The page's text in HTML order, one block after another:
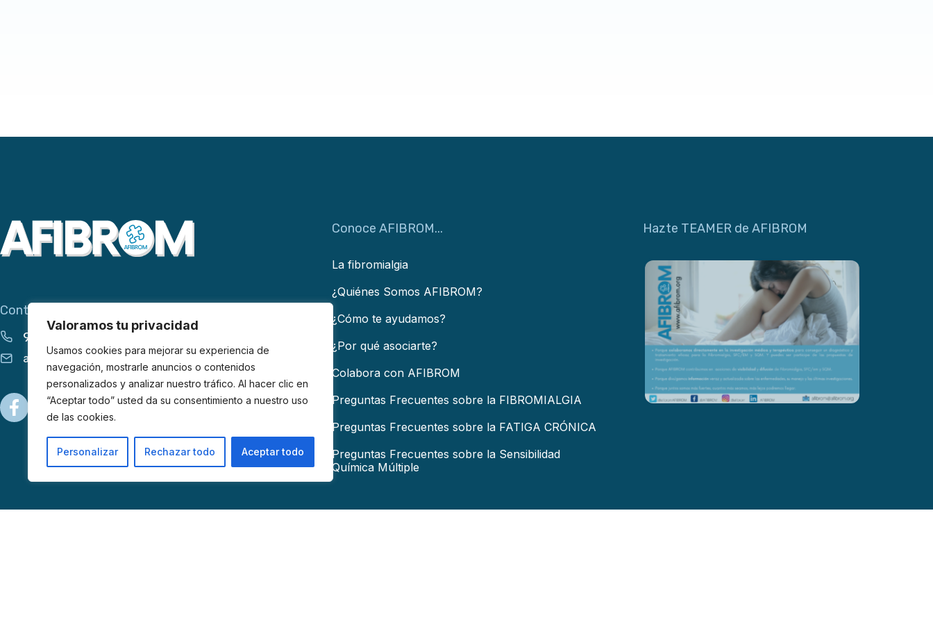
Valoramos tu privacidad
Usamos cookies para mejorar su experiencia de
navegación, mostrarle anuncios o contenidos
personalizados y analizar nuestro tráfico. Al hacer clic en
“Aceptar todo” usted da su consentimiento a nuestro uso
de las cookies.
Personalizar Rechazar todo Aceptar todo
Contacta con AFIBROM
913 555 627
apoyo@afibrom.org
Conoce AFIBROM...
La fibromialgia
¿Quiénes Somos AFIBROM?
¿Cómo te ayudamos?
¿Por qué asociarte?
Colabora con AFIBROM
Preguntas Frecuentes sobre la FIBROMIALGIA
Preguntas Frecuentes sobre la FATIGA CRÓNICA
Preguntas Frecuentes sobre la Sensibilidad
Química Múltiple
Hazte TEAMER de AFIBROM